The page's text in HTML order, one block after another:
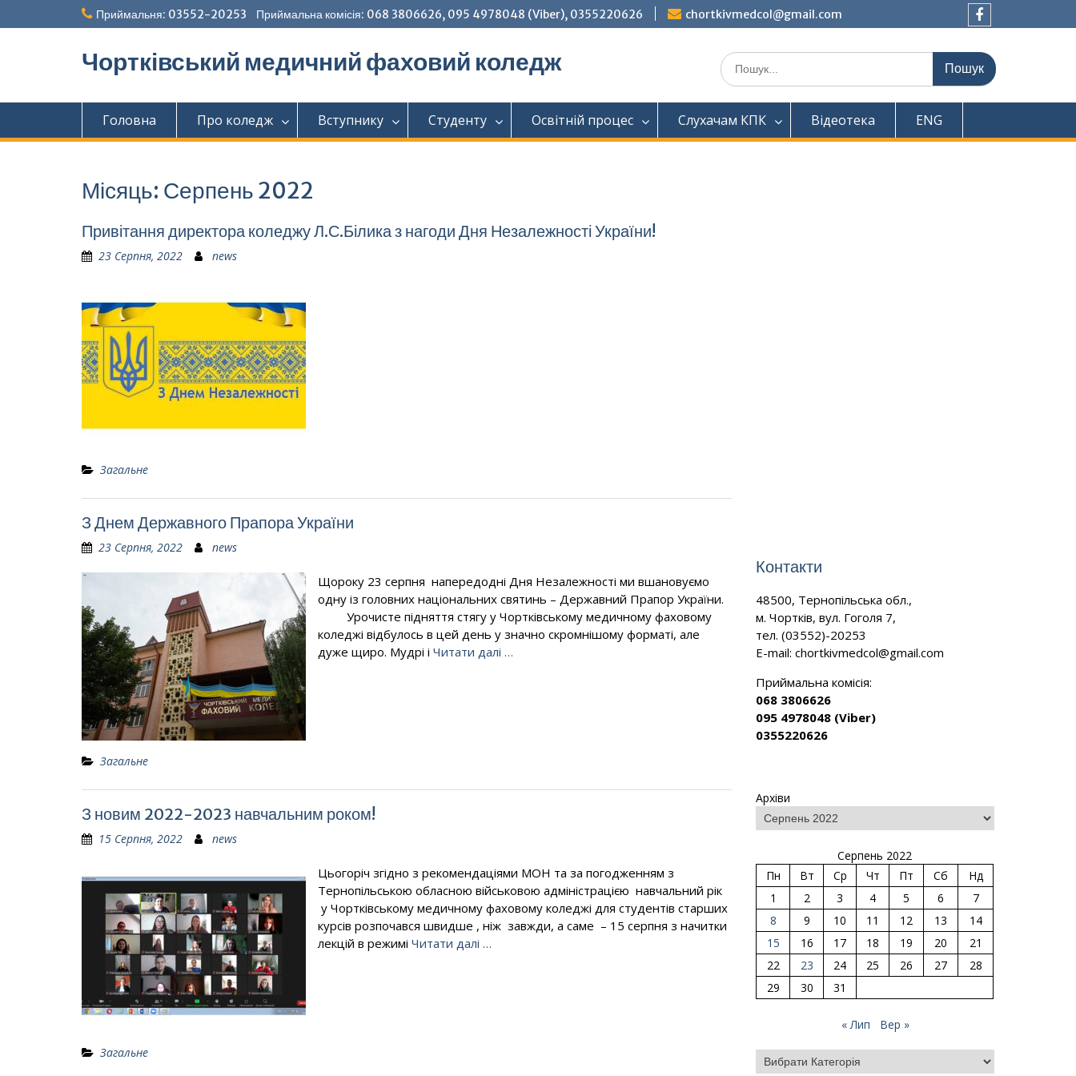
до
Приймальня: 03552-20253 Приймальна комісія: 068 3806626, 095 4978048 (Viber), 0355220626
chortkivmedcol@gmail.com
Чортківський медичний фаховий коледж Шукати:
Головна Про коледж Вступнику Студенту Освітній процес Слухачам КПК Відеотека ENG
Місяць: Серпень 2022
Привітання директора коледжу Л.С.Білика з нагоди Дня Незалежності України!
23 Серпня, 2022 news
Загальне
З Днем Державного Прапора України
23 Серпня, 2022 news
Щороку 23 серпня напередодні Дня Незалежності ми вшановуємо
одну із головних національних святинь – Державний Прапор України.
Урочисте підняття стягу у Чортківському медичному фаховому
коледжі відбулось в цей день у значно скромнішому форматі, але
дуже щиро. Мудрі і Читати далі …
Загальне
З новим 2022-2023 навчальним роком!
15 Серпня, 2022 news
Цьогоріч згідно з рекомендаціями МОН та за погодженням з
Тернопільською обласною військовою адміністрацією навчальний рік
у Чортківському медичному фаховому коледжі для студентів старших
курсів розпочався швидше , ніж завжди, а саме – 15 серпня з начитки
лекцій в режимі Читати далі …
Загальне
Контакти
48500, Тернопільська обл.,
м. Чортків, вул. Гоголя 7,
тел. (03552)-20253
E-mail:chortkivmedcol@gmail.com
Приймальна комісія:
068 3806626
095 4978048 (Viber)
0355220626
Архіви
Серпень 2022
Пн
Вт Ср Чт Пт Сб
Нд
1
2 3 4 5 6
7
8
9 10 11 12 13
14
15
16 17 18 19 20
21
22
23 24 25 26 27
28
29
30 31
« Лип Вер »
Категорії